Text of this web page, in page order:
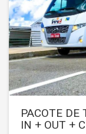
PACOTE DE
IN + OUT +